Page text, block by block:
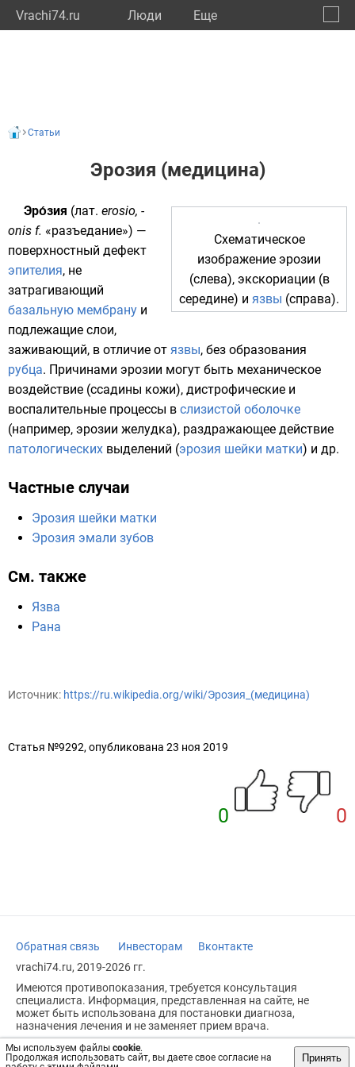
Vrachi74.ru Люди Eще
Мы используем файлы cookie.
Продолжая использовать сайт, вы даете свое согласие на
Принять
Статьи
Эрозия (медицина)
Схематическое
изображение эрозии
(слева), экскориации (в
середине) и язвы (справа).
Эро́зия (лат. erosio, -
onis f. «разъедание») —
поверхностный дефект
эпителия, не
затрагивающий
базальную мембрану и
подлежащие слои,
заживающий, в отличие от язвы, без образования
рубца. Причинами эрозии могут быть механическое
воздействие (ссадины кожи), дистрофические и
воспалительные процессы в слизистой оболочке
(например, эрозии желудка), раздражающее действие
патологических выделений (эрозия шейки матки) и др.
Частные случаи
Эрозия шейки матки
Эрозия эмали зубов
См. также
Язва
Рана
Источник: https://ru.wikipedia.org/wiki/Эрозия_(медицина)
Статья №9292, опубликована 23 ноя 2019
0 0
Обратная связь Инвесторам
Вконтакте
vrachi74.ru, 2019-2026 гг.
Имеются противопоказания, требуется консультация
специалиста. Информация, представленная на сайте, не
может быть использована для постановки диагноза,
назначения лечения и не заменяет прием врача.
Возрастное ограничение: 18+